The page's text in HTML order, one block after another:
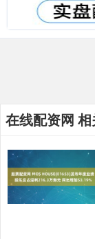
在线配资网